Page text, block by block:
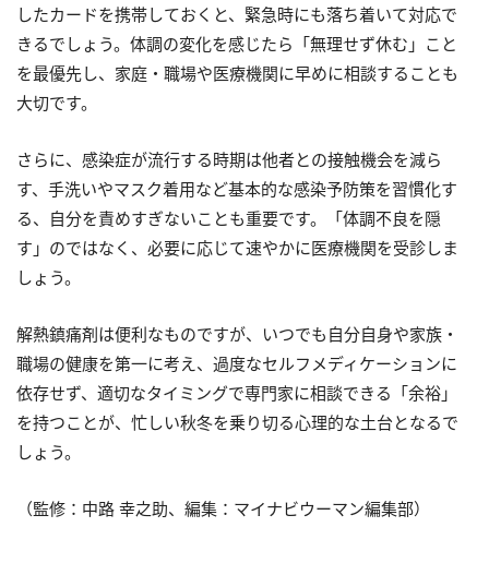
したカードを携帯しておくと、緊急時にも落ち着いて対応で
きるでしょう。体調の変化を感じたら「無理せず休む」こと
を最優先し、家庭・職場や医療機関に早めに相談することも
大切です。
さらに、感染症が流行する時期は他者との接触機会を減ら
す、手洗いやマスク着用など基本的な感染予防策を習慣化す
る、自分を責めすぎないことも重要です。「体調不良を隠
す」のではなく、必要に応じて速やかに医療機関を受診しま
しょう。
解熱鎮痛剤は便利なものですが、いつでも自分自身や家族・
職場の健康を第一に考え、過度なセルフメディケーションに
依存せず、適切なタイミングで専門家に相談できる「余裕」
を持つことが、忙しい秋冬を乗り切る心理的な土台となるで
しょう。
（監修：中路 幸之助、編集：マイナビウーマン編集部）